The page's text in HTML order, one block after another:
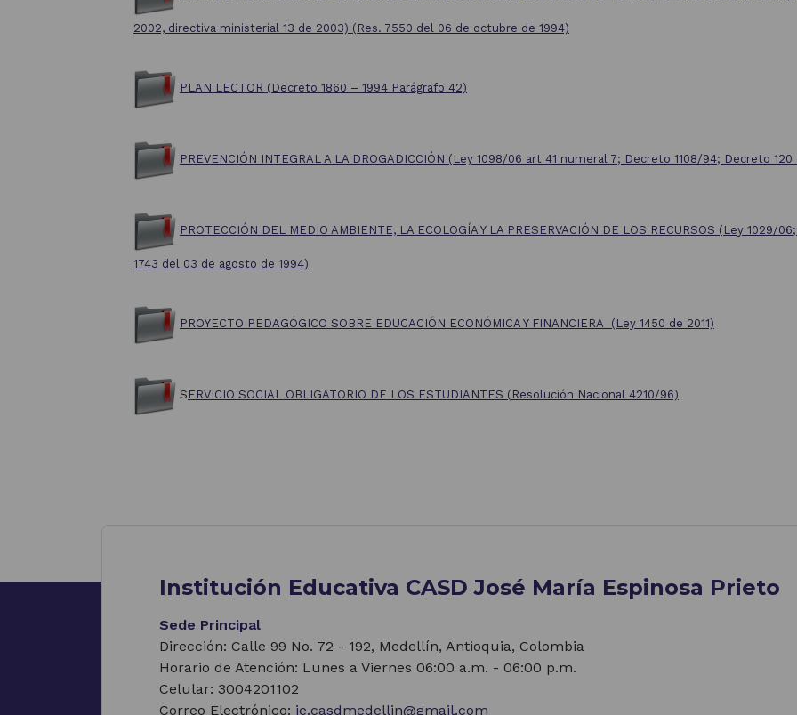
2002, directiva ministerial 13 de 2003) (Res. 7550 del 06 de octubre de 1994)
PLAN LECTOR (Decreto 1860 – 1994 Parágrafo 42)
PREVENCIÓN INTEGRAL A LA DROGADICCIÓN (Ley 1098/06 art 41 numeral 7; Decreto 1108/94; Decreto 120
PROTECCIÓN DEL MEDIO AMBIENTE, LA ECOLOGÍA Y LA PRESERVACIÓN DE LOS RECURSOS (Ley 1029/
1743 del 03 de agosto de 1994)
PROYECTO PEDAGÓGICO SOBRE EDUCACIÓN ECONÓMICA Y FINANCIERA (Ley 1450 de 2011)
S ERVICIO SOCIAL OBLIGATORIO DE LOS ESTUDIANTES (Resolución Nacional 4210/96)
Institución Educativa CASD José María Espinosa Prieto
Sede Principal
Dirección: Calle 99 No. 72 - 192, Medellín, Antioquia, Colombia
Horario de Atención: Lunes a Viernes 06:00 a.m. - 06:00 p.m.
Celular: 3004201102
Correo Electrónico: ie.casdmedellin@gmail.com